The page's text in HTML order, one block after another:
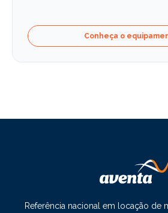
Conheça o
Referência nacional em locação de